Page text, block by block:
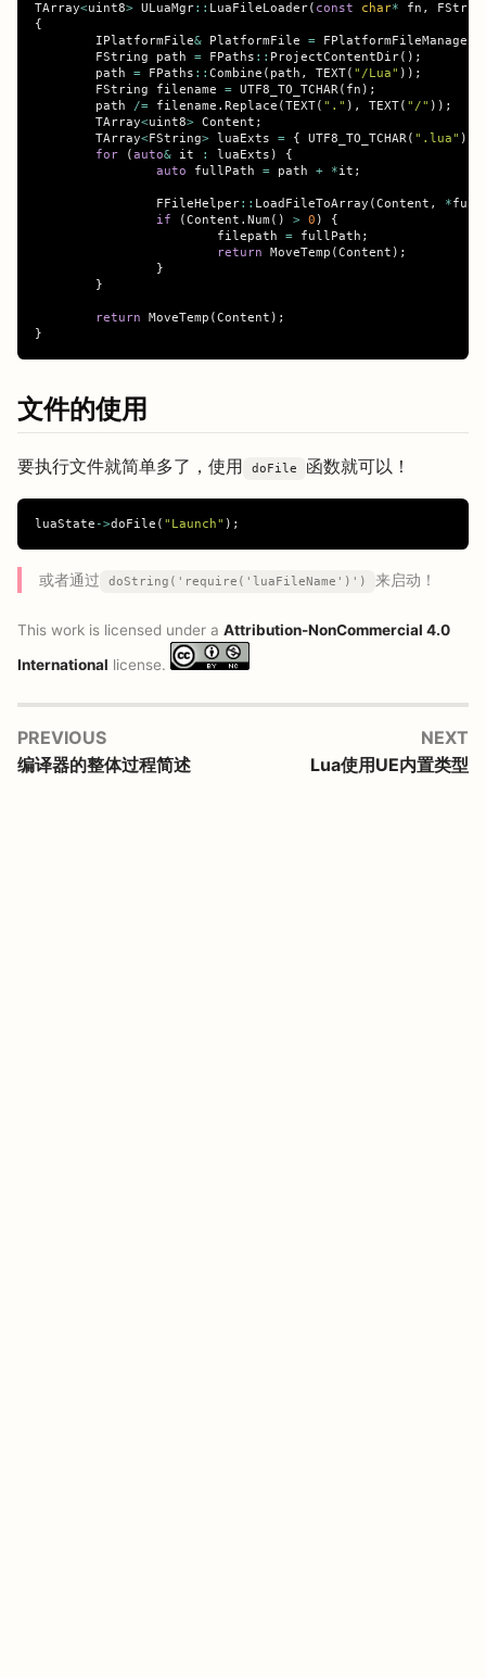
TArray<uint8> ULuaMgr:: LuaFileLoader( const char* fn ,
{
IPlatformFile& PlatformFile = FPlatformFileManager
FString
path = FPaths :: ProjectContentDir();
path
= FPaths :: Combine ( path , TEXT( "/Lua" ));
FString
filename = UTF8_TO_TCHAR( fn );
path
/= filename . Replace ( TEXT( "." ), TEXT( "/" ));
TArray<uint8> Content ;
TArray<FString> luaExts = { UTF8_TO_TCHAR( ".lua" ),
for
( auto& it : luaExts )
{
auto
fullPath = path + *it ;
FFileHelper:: LoadFileToArray ( Content , *
if
( Content . Num () > 0 )
{
filepath
= fullPath ;
return
MoveTemp ( Content );
}
}
return MoveTemp ( Content );
}
文件的使用
要执行文件就简单多了，使用 doFile 函数就可以！
luaState ->doFile ( "Launch" );
或者通过 doString('require('luaFileName')') 来启动！
This work is licensed under a Attribution-NonCommercial 4.0
International license.
PREVIOUS
编译器的整体过程简述
NEXT
Lua使用UE内置类型